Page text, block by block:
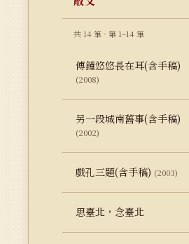
共 14 筆 · 第 1–14 筆
傅鐘悠悠長在耳(含手稿)
(2008)
另一段城南舊事(含手稿)
(2002)
戲孔三題(含手稿) (2003)
思臺北，念臺北